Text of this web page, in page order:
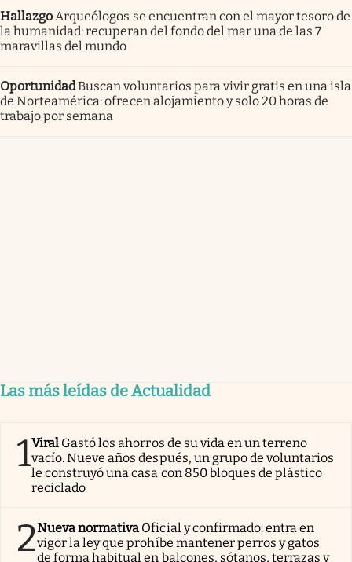
Hallazgo Arqueólogos se encuentran con el mayor tesoro de
la humanidad: recuperan del fondo del mar una de las 7
maravillas del mundo
OportunidadBuscan voluntarios para vivir gratis en una isla
de Norteamérica: ofrecen alojamiento y solo 20 horas de
trabajo por semana
Las más leídas de Actualidad
1Viral Gastó los ahorros de su vida en un terreno
vacío. Nueve años después, un grupo de voluntarios
le construyó una casa con 850 bloques de plástico
reciclado
2Nueva normativa Oficial y confirmado: entra en
vigor la ley que prohíbe mantener perros y gatos
de forma habitual en balcones, sótanos, terrazas y